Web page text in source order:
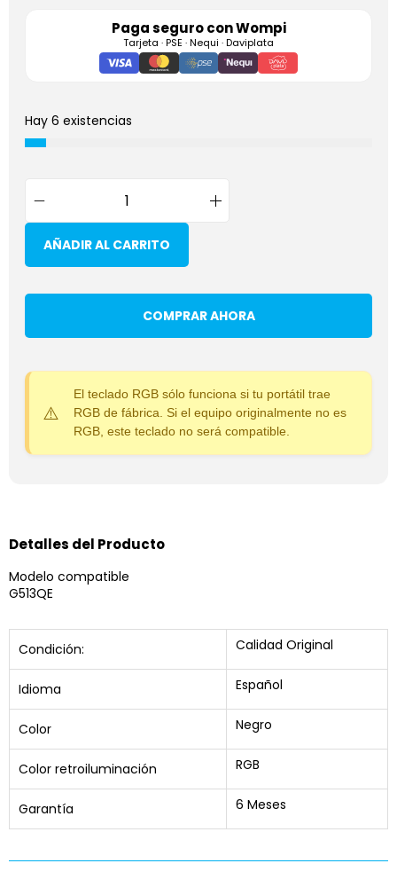
Paga seguro conWompi
Tarjeta · PSE · Nequi · Daviplata
Hay 6 existencias
AÑADIR AL CARRITO
COMPRAR AHORA
El teclado RGB sólo funciona si tu portátil trae
RGB de fábrica. Si el equipo originalmente no es
RGB, este teclado no será compatible.
Detalles del Producto
Modelo compatible
G513QE
Condición: Calidad Original
Idioma Español
Color Negro
Color retroiluminación RGB
Garantía 6 Meses